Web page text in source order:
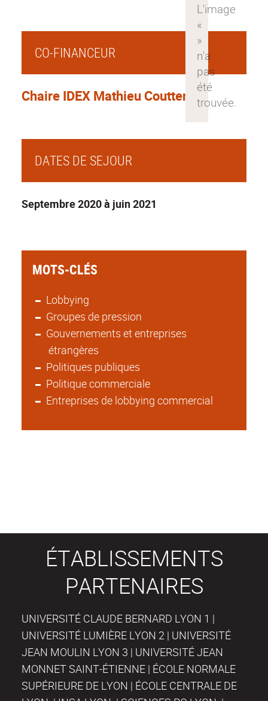
CO-FINANCEUR
Chaire IDEX Mathieu Couttenier
DATES DE SEJOUR
Septembre 2020 à juin 2021
MOTS-CLÉS
Lobbying
Groupes de pression
Gouvernements et entreprises
étrangères
Politiques publiques
Politique commerciale
Entreprises de lobbying commercial
ÉTABLISSEMENTS
PARTENAIRES
UNIVERSITÉ CLAUDE BERNARD LYON 1 |
UNIVERSITÉ LUMIÈRE LYON 2 | UNIVERSITÉ
JEAN MOULIN LYON 3 | UNIVERSITÉ JEAN
MONNET SAINT-ÉTIENNE | ÉCOLE NORMALE
SUPÉRIEURE DE LYON | ÉCOLE CENTRALE DE